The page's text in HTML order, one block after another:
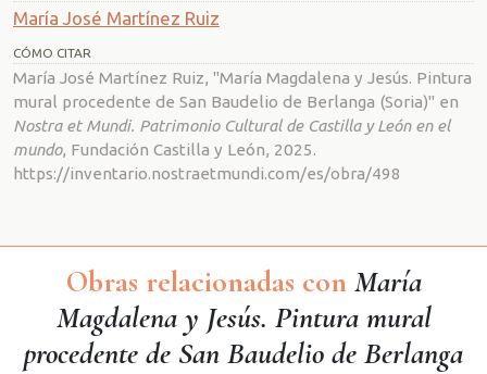
María José Martínez Ruiz
CÓMO CITAR
María José Martínez Ruiz, "María Magdalena y Jesús. Pintura
mural procedente de San Baudelio de Berlanga (Soria)" en
Nostra et Mundi. Patrimonio Cultural de Castilla y León en el
mundo, Fundación Castilla y León, 2025.
https://inventario.nostraetmundi.com/es/obra/498
Obras relacionadas con María
Magdalena y Jesús. Pintura mural
procedente de San Baudelio de Berlanga